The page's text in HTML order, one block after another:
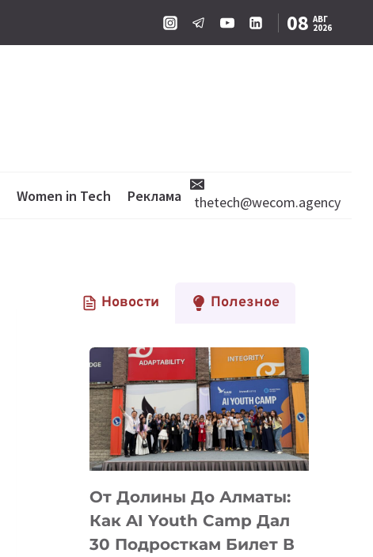
08 АВГ
2026
Women in Tech Реклама thetech@wecom.agency
Новости Полезное
От Долины До Алматы:
Как AI Youth Camp Дал
30 Подросткам Билет В